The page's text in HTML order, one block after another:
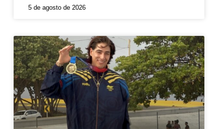
5 de agosto de 2026